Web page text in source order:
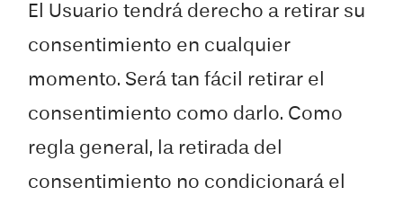
El Usuario tendrá derecho a retirar su
consentimiento en cualquier
momento. Será tan fácil retirar el
consentimiento como darlo. Como
regla general, la retirada del
consentimiento no condicionará el